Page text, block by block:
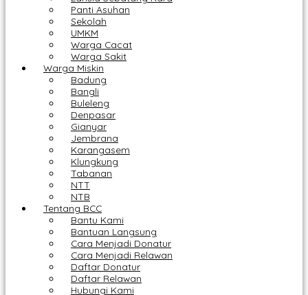
Panti Asuhan
Sekolah
UMKM
Warga Cacat
Warga Sakit
Warga Miskin
Badung
Bangli
Buleleng
Denpasar
Gianyar
Jembrana
Karangasem
Klungkung
Tabanan
NTT
NTB
Tentang BCC
Bantu Kami
Bantuan Langsung
Cara Menjadi Donatur
Cara Menjadi Relawan
Daftar Donatur
Daftar Relawan
Hubungi Kami